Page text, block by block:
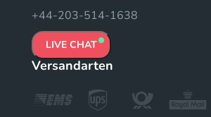
+44-203-514-1638
LIVE CHAT
Versandarten